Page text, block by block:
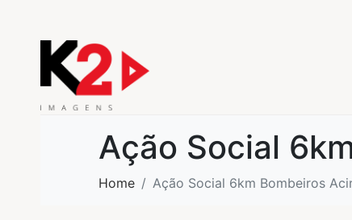
Ação Social
Home Ação Social 6km Bombeiros